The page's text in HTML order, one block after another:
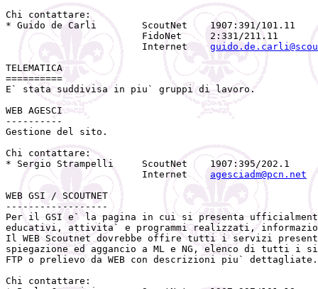
Chi contattare:
* Guido de Carli        ScoutNet    1907:391/101.11
                        FidoNet     2:331/211.11
                        Internet
TELEMATICA
==========
E` stata suddivisa in piu` gruppi di lavoro.
WEB AGESCI
----------
Gestione del sito.
Chi contattare:
* Sergio Strampelli     ScoutNet    1907:395/202.1
                        Internet
agesciadm@pcn.net
WEB GSI / SCOUTNET
------------------
Per il GSI e` la pagina in cui si presenta
educativi, attivita` e programmi realizzati,
Il WEB Scoutnet dovrebbe offire tutti i servizi
spiegazione ed aggancio a ML e NG, elenco di tutti
FTP o prelievo da WEB con descrizioni piu` dettagliate.
Chi contattare: